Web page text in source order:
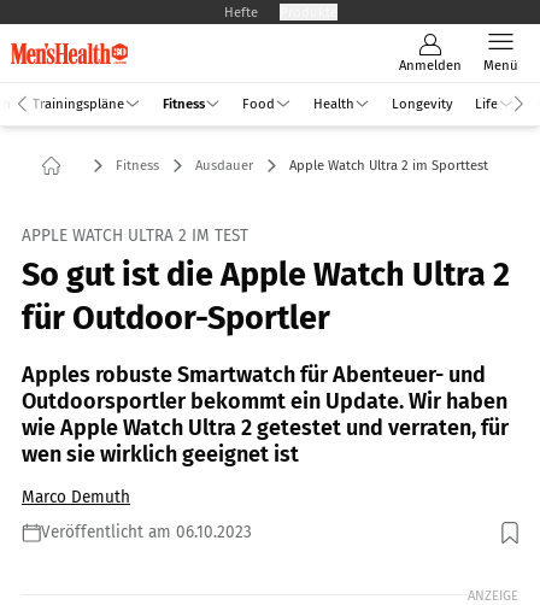
Hefte
Anmelden Menü
Trainingspläne Fitness Food Health Longevity Life
Fitness Ausdauer Apple Watch Ultra 2 im Sporttest
APPLE WATCH ULTRA 2 IM TEST
So gut ist die Apple Watch Ultra 2
für Outdoor-Sportler
Apples robuste Smartwatch für Abenteuer- und
Outdoorsportler bekommt ein Update. Wir haben
wie Apple Watch Ultra 2 getestet und verraten, für
wen sie wirklich geeignet ist
Marco Demuth
Veröffentlicht am 06.10.2023
Foto: Apple
ANZEIGE